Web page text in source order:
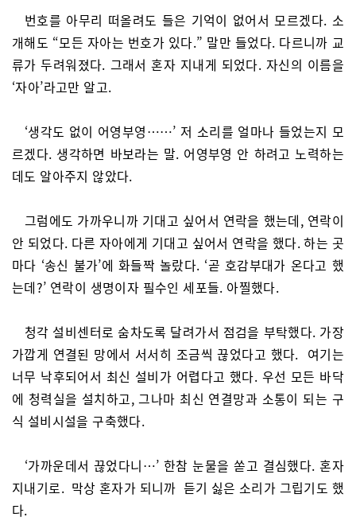
번호를 아무리 떠올려도 들은 기억이 없어서 모르겠다. 소
개해도 “모든 자아는 번호가 있다.” 말만 들었다. 다르니까 교
류가 두려워졌다. 그래서 혼자 지내게 되었다. 자신의 이름을
‘자아’라고만 알고.
‘생각도 없이 어영부영……’ 저 소리를 얼마나 들었는지 모
르겠다. 생각하면 바보라는 말. 어영부영 안 하려고 노력하는
데도 알아주지 않았다.
그럼에도 가까우니까 기대고 싶어서 연락을 했는데, 연락이
안 되었다. 다른 자아에게 기대고 싶어서 연락을 했다. 하는 곳
마다 ‘송신 불가’에 화들짝 놀랐다. ‘곧 호감부대가 온다고 했
는데?’ 연락이 생명이자 필수인 세포들. 아찔했다.
청각 설비센터로 숨차도록 달려가서 점검을 부탁했다. 가장
가깝게 연결된 망에서 서서히 조금씩 끊었다고 했다. 여기는
너무 낙후되어서 최신 설비가 어렵다고 했다. 우선 모든 바닥
에 청력실을 설치하고, 그나마 최신 연결망과 소통이 되는 구
식 설비시설을 구축했다.
‘가까운데서 끊었다니…’ 한참 눈물을 쏟고 결심했다. 혼자
지내기로. 막상 혼자가 되니까 듣기 싫은 소리가 그립기도 했
다.